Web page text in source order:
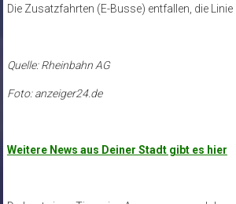
Die Zusatzfahrten (E-Busse) entfallen, die Linie
Quelle: Rheinbahn AG
Foto: anzeiger24.de
Weitere News aus Deiner Stadt gibt es hier